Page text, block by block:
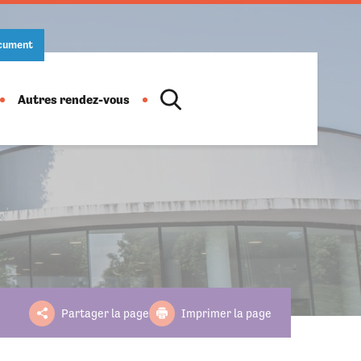
Location de salles
Action culturelle
Informations pratiques
Ludothèque
Horaires
Autres rendez-vous
Salon des artistes
Fête de la musique
Partager la page Imprimer la page